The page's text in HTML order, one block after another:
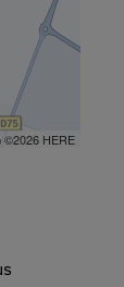
©2026 HERE